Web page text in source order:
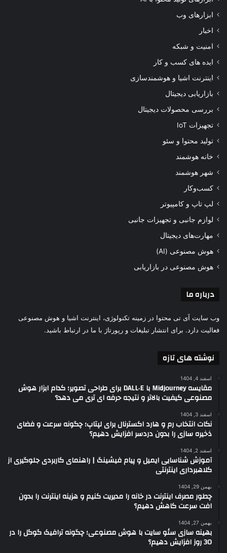
ابزارهای وب
اخبار
امنیت و شبکه
ایده های کسب و کار
اینترنت اشیا و هوشمندسازی
بازاریابی دیجیتال
بررسی محصولات دیجیتال
تجهیزات IoT
تولید محتوا و سئو
خانه هوشمند
شهر هوشمند
کسب‌وکار
لپ تاپ و کامپیوتر
لوازم جانبی و تجهیزات جانبی
مهارت‌های دیجیتال
هوش مصنوعی (AI)
هوش مصنوعی در بازاریابی
درباره ما
وب سایت آی تی محتوا در زمینه تکنولوژی، اینترنت اشیا و هوش مصنوعی
فعالیت دارد. برای انتشار تبلیغات و رپورتاژ با ما در ارتباط باشید.
نوشته های تازه
اسفند 4, 1404
مقایسه Midjourney با DALL·E برای طراحی تصویر؛ کدام ابزار هوش
مصنوعی کیفیت بالاتر و نتیجه حرفه ای تری می دهد؟
اسفند 3, 1404
نکات انتخاب رم و هارد اکسترنال برای لپتاپ؛ چگونه سرعت و فضای
ذخیره سازی را بدون دردسر افزایش دهیم؟
اسفند 2, 1404
آموزش شناسایی ایمیل و پیام فیشینگ | راهنمای کاربردی جلوگیری از
کلاهبرداری اینترنتی
بهمن 29, 1404
چطور مصرف اینترنت در خانه را مدیریت کنیم و هزینه اینترنت را بدون
افت سرعت کاهش دهیم؟
بهمن 27, 1404
بهینه سازی سئو سایت با هوش مصنوعی؛ چگونه ترافیک گوگل را در
30 روز افزایش دهیم؟